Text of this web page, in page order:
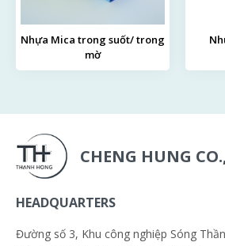
Nhựa Mica trong suốt/ trong
mờ
CHENG HUNG
HEADQUARTERS
Đường số 3, Khu công nghiệp Sóng